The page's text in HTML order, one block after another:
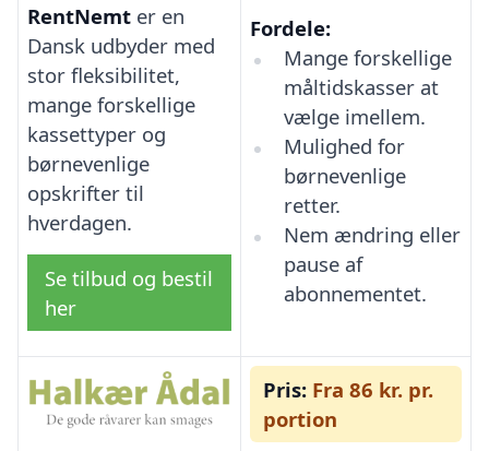
RentNemt er en
Dansk udbyder med
stor fleksibilitet,
mange forskellige
kassettyper og
børnevenlige
opskrifter til
hverdagen.
Se tilbud og bestil
her
Fordele:
Mange forskellige
måltidskasser at
vælge imellem.
Mulighed for
børnevenlige
retter.
Nem ændring eller
pause af
abonnementet.
Pris: Fra 86 kr. pr.
portion